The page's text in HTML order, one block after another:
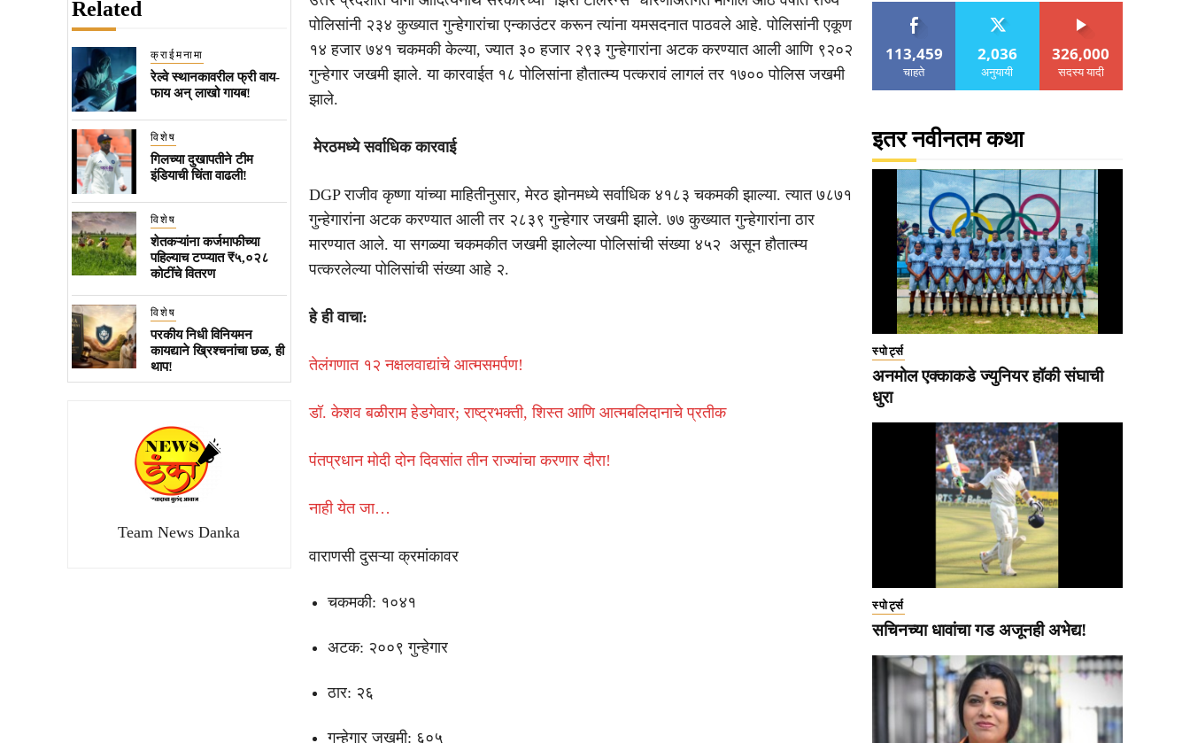
Related
क्राईमनामा
रेल्वे स्थानकावरील फ्री वाय-
फाय अन् लाखो गायब!
विशेष
गिलच्या दुखापतीने टीम
इंडियाची चिंता वाढली!
विशेष
शेतकऱ्यांना कर्जमाफीच्या
पहिल्याच टप्प्यात ₹५,०२८
कोटींचे वितरण
विशेष
परकीय निधी विनियमन
कायद्याने ख्रिश्चनांचा छळ, ही
थाप!
Team News Danka
पोलिसांनी २३४ कुख्यात गुन्हेगारांचा एन्काउंटर करून त्यांना यमसदनात पाठवले आहे. पोलिसांनी एकूण
१४ हजार ७४१ चकमकी केल्या, ज्यात ३० हजार २९३ गुन्हेगारांना अटक करण्यात आली आणि ९२०२
गुन्हेगार जखमी झाले. या कारवाईत १८ पोलिसांना हौतात्म्य पत्करावं लागलं तर १७०० पोलिस जखमी
झाले.
मेरठमध्ये सर्वाधिक कारवाई
DGP राजीव कृष्णा यांच्या माहितीनुसार, मेरठ झोनमध्ये सर्वाधिक ४१८३ चकमकी झाल्या. त्यात ७८७१
गुन्हेगारांना अटक करण्यात आली तर २८३९ गुन्हेगार जखमी झाले. ७७ कुख्यात गुन्हेगारांना ठार
मारण्यात आले. या सगळ्या चकमकीत जखमी झालेल्या पोलिसांची संख्या ४५२ असून हौतात्म्य
पत्करलेल्या पोलिसांची संख्या आहे २.
हे ही वाचा:
तेलंगणात १२ नक्षलवाद्यांचे आत्मसमर्पण!
डॉ. केशव बळीराम हेडगेवार; राष्ट्रभक्ती, शिस्त आणि आत्मबलिदानाचे प्रतीक
पंतप्रधान मोदी दोन दिवसांत तीन राज्यांचा करणार दौरा!
नाही येत जा…
वाराणसी दुसऱ्या क्रमांकावर
चकमकी: १०४१
अटक: २००९ गुन्हेगार
ठार: २६
गुन्हेगार जखमी: ६०५
113,459
चाहते
2,036
अनुयायी
326,000
सदस्य यादी
इतर नवीनतम कथा
स्पोर्ट्स
अनमोल एक्काकडे ज्युनियर हॉकी संघाची
धुरा
स्पोर्ट्स
सचिनच्या धावांचा गड अजूनही अभेद्य!